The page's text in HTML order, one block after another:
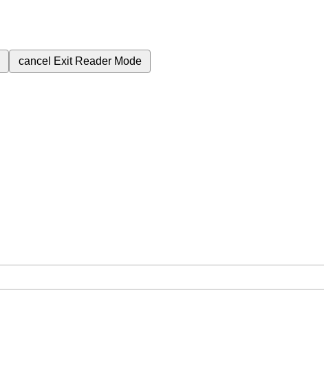
cancel Exit Reader Mode